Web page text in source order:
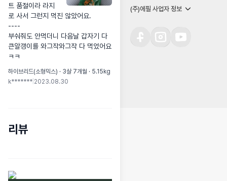
트 품절이라 라지
로 사서 그런지 먹진 않았어요.
----
부숴줘도 안먹더니 다음날 갑자기 다
큰알갱이를 와그작와그작 다 먹었어요
ㅋㅋ
하이브리드(소형믹스) · 3살 7개월 · 5.15kg
k******* 2023.08.30
리뷰
(주)에필 사업자 정보